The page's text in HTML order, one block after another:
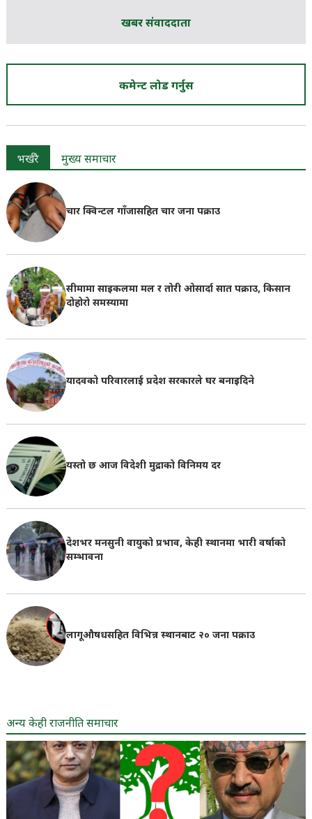
खबर संवाददाता
कमेन्ट लोड गर्नुस
भर्खरै मुख्य समाचार
चार क्विन्टल गाँजासहित चार जना पक्राउ
सीमामा साइकलमा मल र तोरी ओसार्दा सात पक्राउ, किसान
दोहोरो समस्यामा
यादवको परिवारलाई प्रदेश सरकारले घर बनाइदिने
यस्तो छ आज विदेशी मुद्राको विनिमय दर
देशभर मनसुनी वायुको प्रभाव, केही स्थानमा भारी वर्षाको
सम्भावना
लागूऔषधसहित विभिन्न स्थानबाट २० जना पक्राउ
अन्य केही राजनीति समाचार